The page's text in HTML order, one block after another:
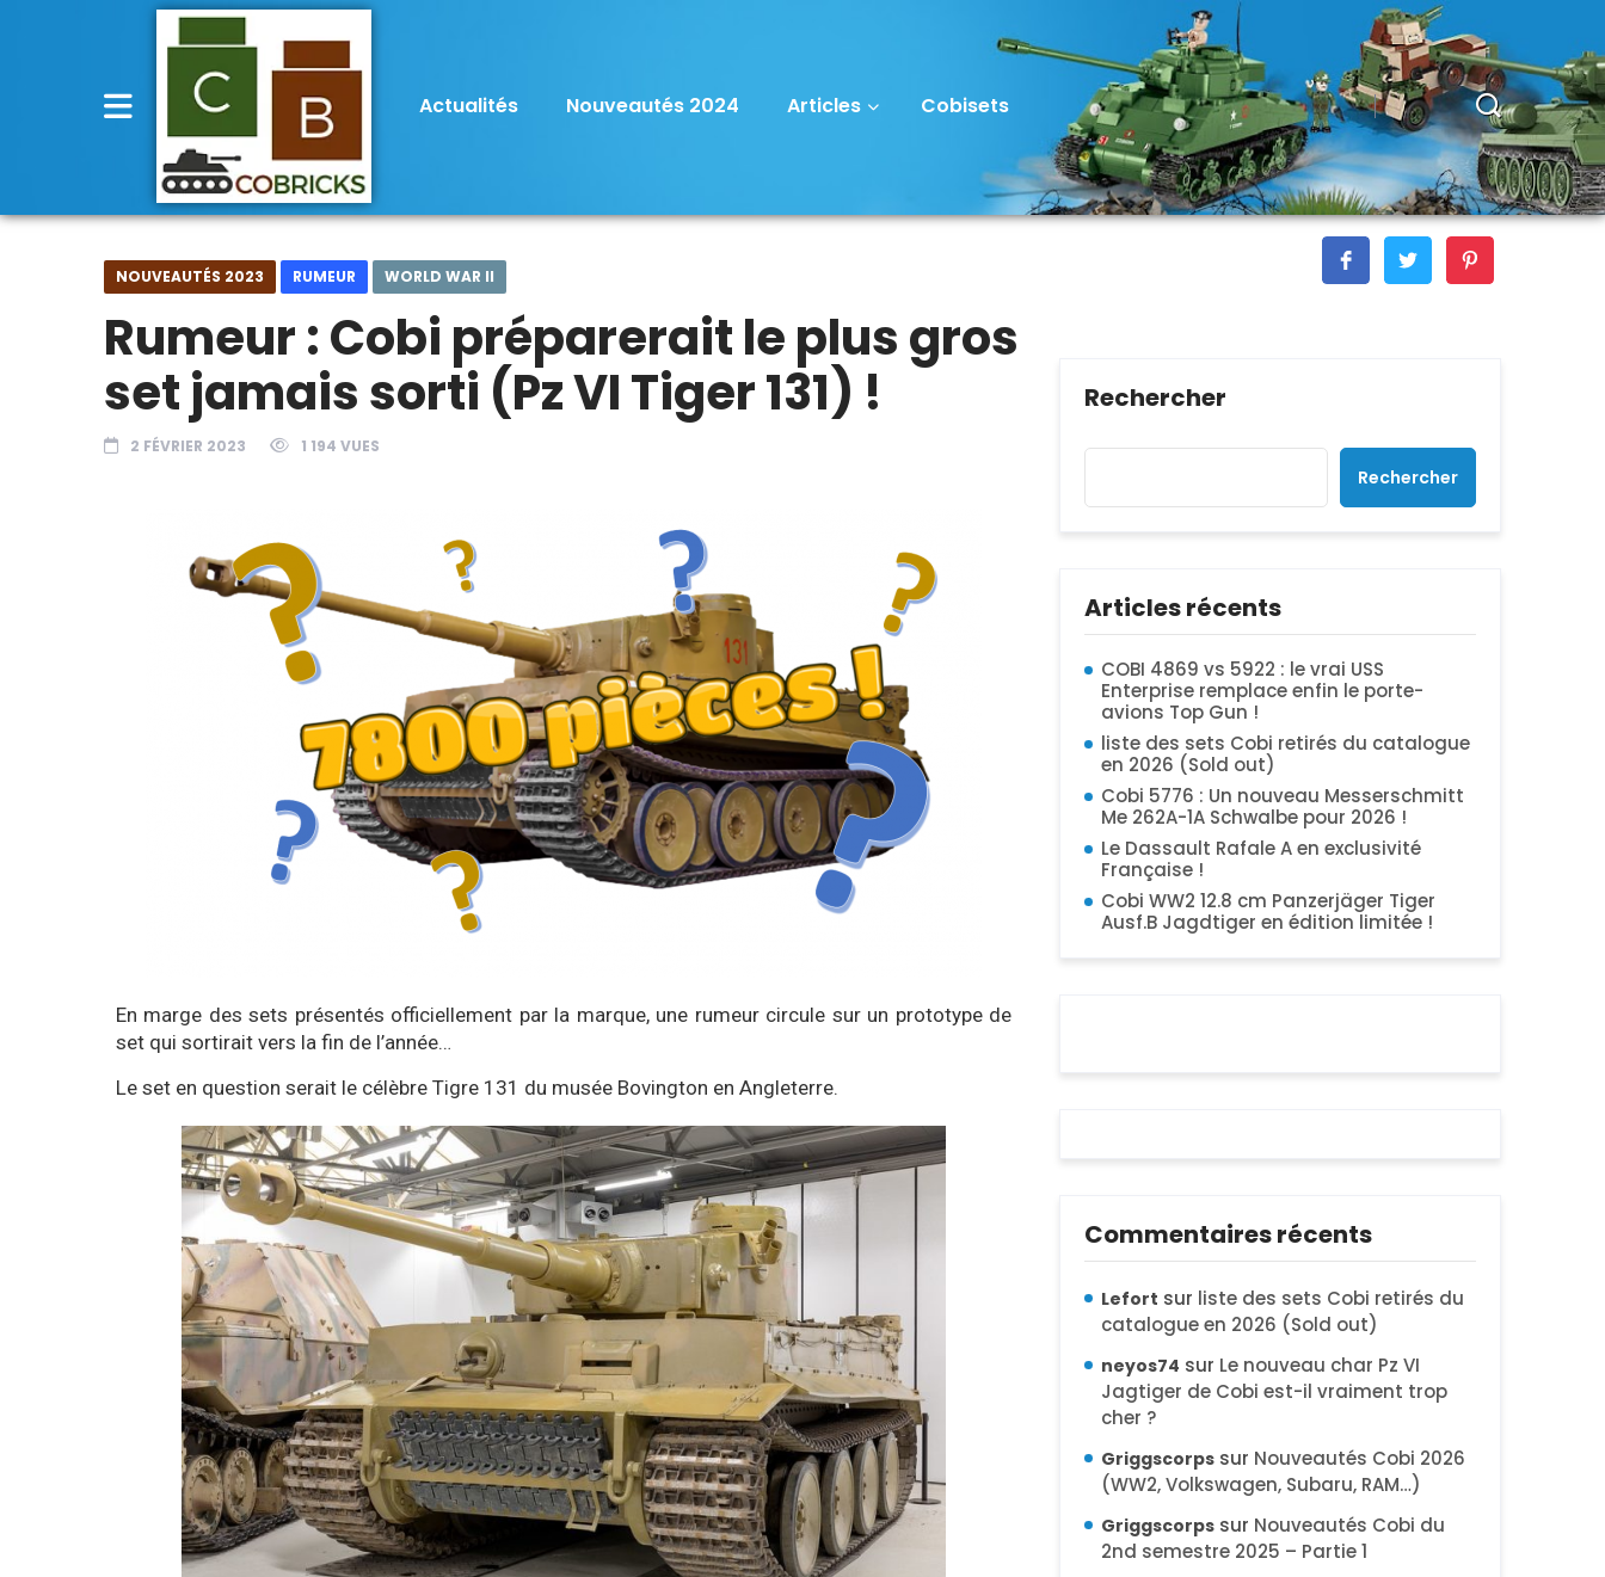
Actualités Nouveautés 2024 Articles Cobisets
NOUVEAUTÉS 2023 RUMEUR WORLD WAR II
Rumeur : Cobi préparerait le plus gros
set jamais sorti (Pz VI Tiger 131) !
2 FÉVRIER 2023 1 194 VUES
En marge des sets présentés officiellement par la marque, une rumeur circule sur un prototype de
set qui sortirait vers la fin de l’année…
Le set en question serait le célèbre Tigre 131 du musée Bovington en Angleterre.
Rechercher
Rechercher
Articles récents
COBI 4869 vs 5922 : le vrai USS
Enterprise remplace enfin le porte-
avions Top Gun !
liste des sets Cobi retirés du catalogue
en 2026 (Sold out)
Cobi 5776 : Un nouveau Messerschmitt
Me 262A-1A Schwalbe pour 2026 !
Le Dassault Rafale A en exclusivité
Française !
Cobi WW2 12.8 cm Panzerjäger Tiger
Ausf.B Jagdtiger en édition limitée !
Commentaires récents
Lefort sur liste des sets Cobi retirés du
catalogue en 2026 (Sold out)
neyos74 sur Le nouveau char Pz VI
Jagtiger de Cobi est-il vraiment trop
cher ?
Griggscorps sur Nouveautés Cobi 2026
(WW2, Volkswagen, Subaru, RAM…)
Griggscorps sur Nouveautés Cobi du
2nd semestre 2025 – Partie 1